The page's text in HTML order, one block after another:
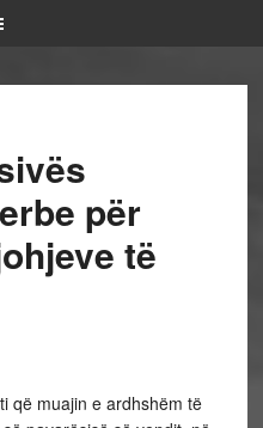
për
të
që muajin e ardhshëm të